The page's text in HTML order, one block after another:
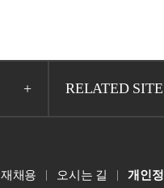
RELATED SITE
채용 오시는 길 개인